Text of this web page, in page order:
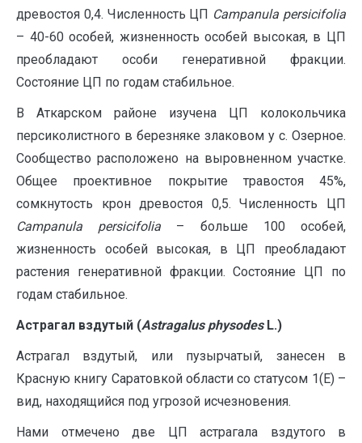
древостоя 0,4. Численность ЦП Campanula persicifolia
– 40-60 особей, жизненность особей высокая, в ЦП
преобладают особи генеративной фракции.
Состояние ЦП по годам стабильное.
В Аткарском районе изучена ЦП колокольчика
персиколистного в березняке злаковом у с. Озерное.
Сообщество расположено на выровненном участке.
Общее проективное покрытие травостоя 45%,
сомкнутость крон древостоя 0,5. Численность ЦП
Campanula persicifolia – больше 100 особей,
жизненность особей высокая, в ЦП преобладают
растения генеративной фракции. Состояние ЦП по
годам стабильное.
Астрагал вздутый (Astragalus physodes L.)
Астрагал вздутый, или пузырчатый, занесен в
Красную книгу Саратовкой области со статусом 1(Е) –
вид, находящийся под угрозой исчезновения.
Нами отмечено две ЦП астрагала вздутого в